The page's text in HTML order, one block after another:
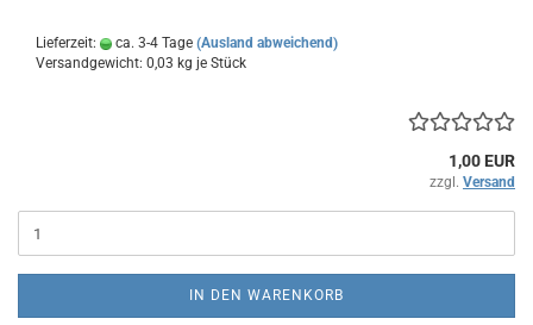
Lieferzeit: ca. 3-4 Tage (Ausland abweichend)
Versandgewicht: 0,03 kg je Stück
1,00 EUR
zzgl. Versand
IN DEN WARENKORB